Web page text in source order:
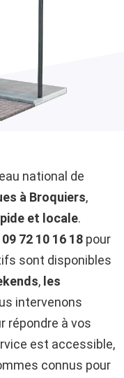
national de
à Broquiers,
et locale.
09 72 10 16 18 pour
sont disponibles
, les
intervenons
répondre à vos
est accessible,
connus pour